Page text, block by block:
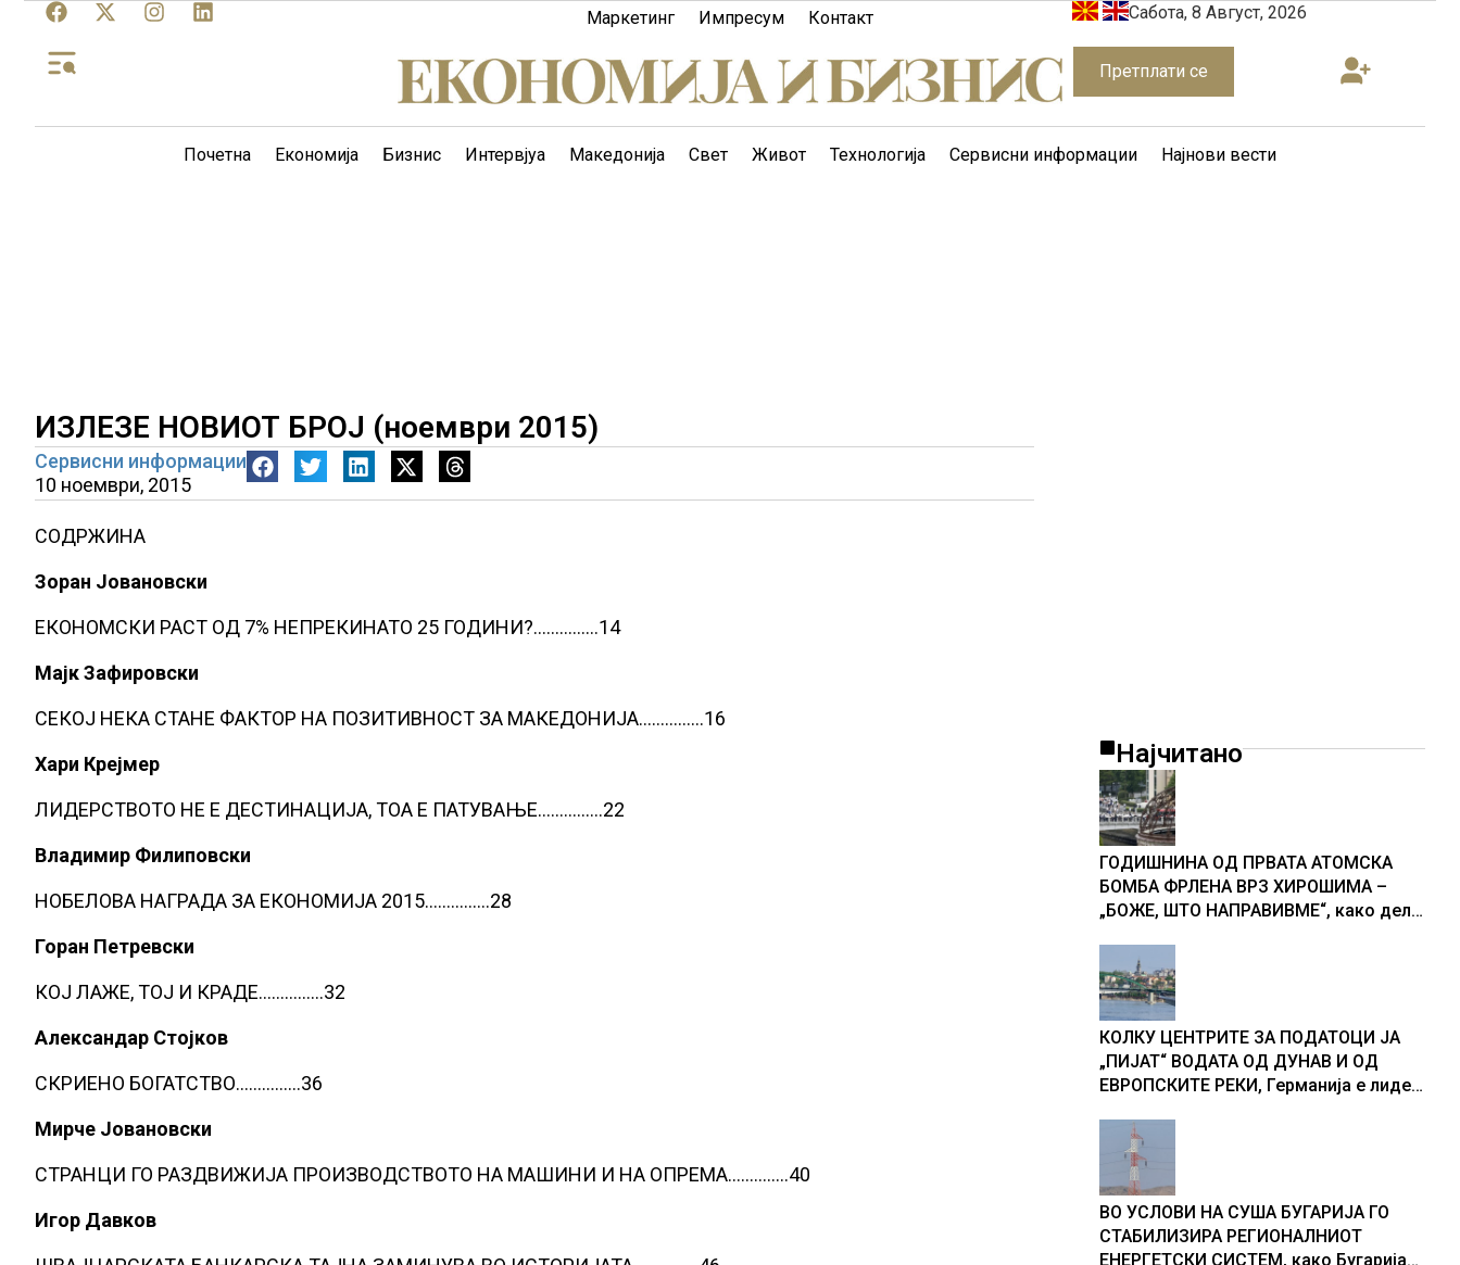
Маркетинг Импресум Контакт Сабота, 8 Август, 2026
Претплати се
Почетна Економија Бизнис Интервјуа Македонија Свет Живот Технологија Сервисни информации Најнови вести
ИЗЛЕЗЕ НОВИОТ БРОЈ (ноември 2015)
Сервисни информации
10 ноември, 2015
СОДРЖИНА
Зоран Јовановски
ЕКОНОМСКИ РАСТ ОД 7% НЕПРЕКИНАТО 25 ГОДИНИ?……………14
Мајк Зафировски
СЕКОЈ НЕКА СТАНЕ ФАКТОР НА ПОЗИТИВНОСТ ЗА МАКЕДОНИЈА……………16
Хари Крејмер
ЛИДЕРСТВОТО НЕ Е ДЕСТИНАЦИЈА, ТОА Е ПАТУВАЊЕ……………22
Владимир Филиповски
НОБЕЛОВА НАГРАДА ЗА ЕКОНОМИЈА 2015……………28
Горан Петревски
КОЈ ЛАЖЕ, ТОЈ И КРАДЕ……………32
Александар Стојков
СКРИЕНО БОГАТСТВО……………36
Мирче Јовановски
СТРАНЦИ ГО РАЗДВИЖИЈА ПРОИЗВОДСТВОТО НА МАШИНИ И НА ОПРЕМА…………..40
Игор Давков
Најчитано
ГОДИШНИНА ОД ПРВАТА АТОМСКА
БОМБА ФРЛЕНА ВРЗ ХИРОШИМА –
„БОЖЕ, ШТО НАПРАВИВМЕ“, како дел
учесниците во бомбардирањето го
доживуваа овој настан што го
промени текот на историјата
КОЛКУ ЦЕНТРИТЕ ЗА ПОДАТОЦИ ЈА
„ПИЈАТ“ ВОДАТА ОД ДУНАВ И ОД
ЕВРОПСКИТЕ РЕКИ, Германија е лидер
центри за податоци
ВО УСЛОВИ НА СУША БУГАРИЈА ГО
СТАБИЛИЗИРА РЕГИОНАЛНИОТ
ЕНЕРГЕТСКИ СИСТЕМ, како Бугарија